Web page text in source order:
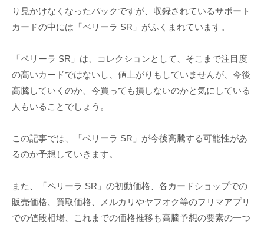
り見かけなくなったパックですが、収録されているサポート
カードの中には「ペリーラ SR」がふくまれています。
「ペリーラ SR」は、コレクションとして、そこまで注目度
の高いカードではないし、値上がりもしていませんが、今後
高騰していくのか、今買っても損しないのかと気にしている
人もいることでしょう。
この記事では、「ペリーラ SR」が今後高騰する可能性があ
るのか予想していきます。
また、「ペリーラ SR」の初動価格、各カードショップでの
販売価格、買取価格、メルカリやヤフオク等のフリマアプリ
での値段相場、これまでの価格推移も高騰予想の要素の一つ